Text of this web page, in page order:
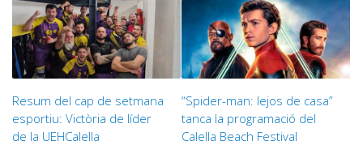
Resum del cap de setmana
esportiu: Victòria de líder
de la UEHCalella
“Spider-man: lejos de casa”
tanca la programació del
Calella Beach Festival